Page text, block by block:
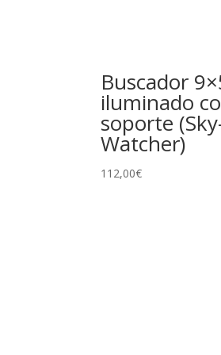
Buscador
iluminado
soporte
Watcher)
112,00€